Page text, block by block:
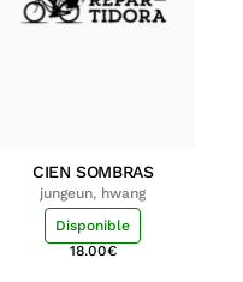
CIEN SOMBRAS
jungeun, hwang
Disponible
18.00€